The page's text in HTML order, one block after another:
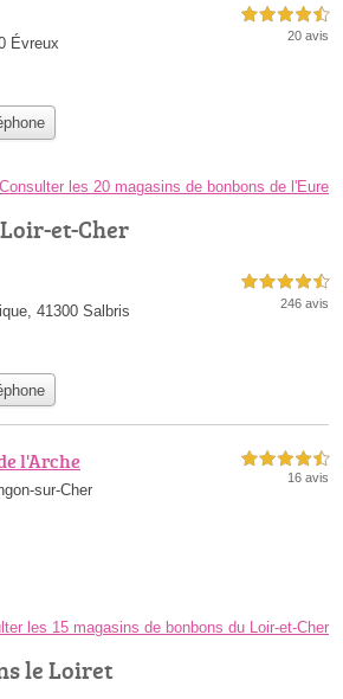
Évreux
4,5 étoiles sur 5
20 avis
Consulter les 20 magasins de bonbons de l'Eure
et-Cher
41300 Salbris
4,5 étoiles sur 5
246 avis
l'Arche
sur-Cher
4,5 étoiles sur 5
16 avis
les 15 magasins de bonbons du Loir-et-Cher
le Loiret